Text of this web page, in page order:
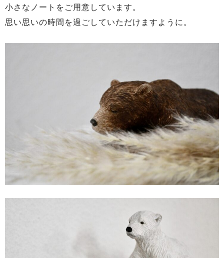
小さなノートをご用意しています。
思い思いの時間を過ごしていただけますように。